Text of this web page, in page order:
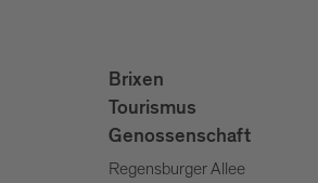
Brixen
Tourismus
Genossenschaft
Regensburger Allee